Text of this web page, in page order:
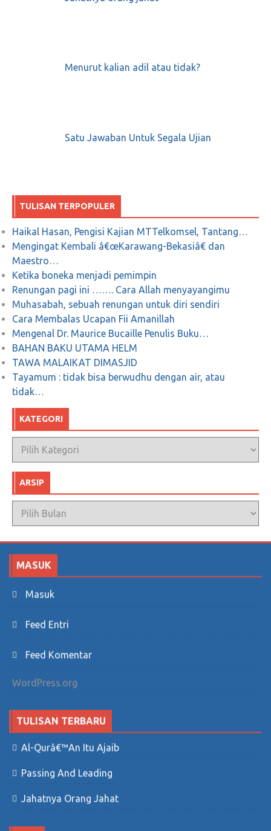
Menurut kalian adil atau tidak?
Satu Jawaban Untuk Segala Ujian
TULISAN TERPOPULER
Haikal Hasan, Pengisi Kajian MTTelkomsel, Tantang…
Mengingat Kembali â€œKarawang-Bekasiâ€ dan
Maestro…
Ketika boneka menjadi pemimpin
Renungan pagi ini ……. Cara Allah menyayangimu
Muhasabah, sebuah renungan untuk diri sendiri
Cara Membalas Ucapan Fii Amanillah
Mengenal Dr. Maurice Bucaille Penulis Buku…
BAHAN BAKU UTAMA HELM
TAWA MALAIKAT DIMASJID
Tayamum : tidak bisa berwudhu dengan air, atau
tidak…
KATEGORI
Kategori
ARSIP
Arsip
MASUK
Masuk
Feed Entri
Feed Komentar
WordPress.org
TULISAN TERBARU
Al-Qurâ€™an Itu Ajaib
Passing And Leading
Jahatnya Orang Jahat